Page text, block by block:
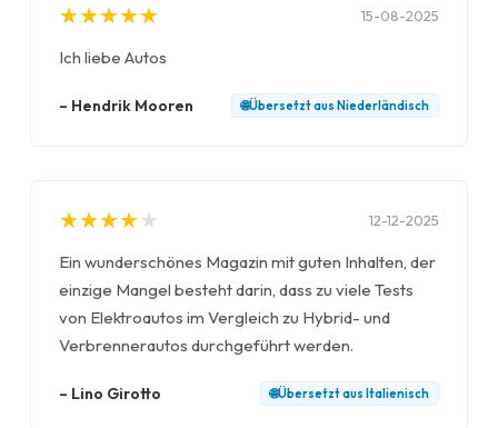
★
★★
★★
★★
★★
★ 15-08-2025
Ich liebe Autos
– Hendrik Mooren 🌐Übersetzt aus Niederländisch
★
★★
★★
★★
★★
★ 12-12-2025
Ein wunderschönes Magazin mit guten Inhalten, der
einzige Mangel besteht darin, dass zu viele Tests
von Elektroautos im Vergleich zu Hybrid- und
Verbrennerautos durchgeführt werden.
– Lino Girotto 🌐Übersetzt aus Italienisch